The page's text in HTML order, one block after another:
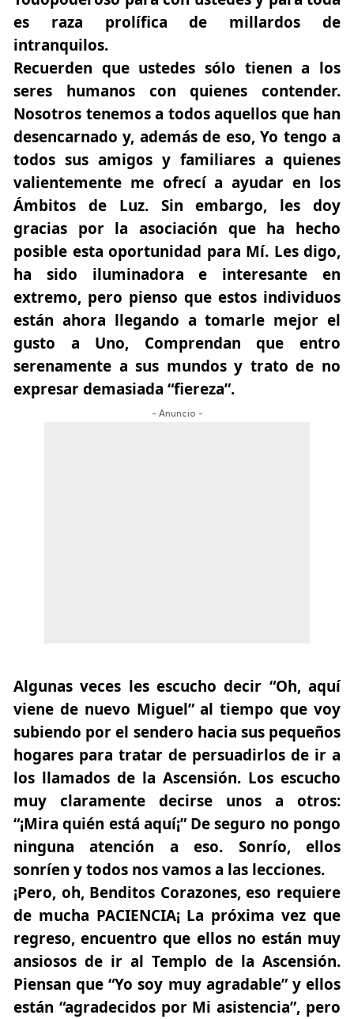
es raza prolífica de millardos de
intranquilos.
Recuerden que ustedes sólo tienen a los
seres humanos con quienes contender.
Nosotros tenemos a todos aquellos que han
desencarnado y, además de eso, Yo tengo a
todos sus amigos y familiares a quienes
valientemente me ofrecí a ayudar en los
Ámbitos de Luz. Sin embargo, les doy
gracias por la asociación que ha hecho
posible esta oportunidad para Mí. Les digo,
ha sido iluminadora e interesante en
extremo, pero pienso que estos individuos
están ahora llegando a tomarle mejor el
gusto a Uno, Comprendan que entro
serenamente a sus mundos y trato de no
expresar demasiada “fiereza”.
- Anuncio -
Algunas veces les escucho decir “Oh, aquí
viene de nuevo Miguel” al tiempo que voy
subiendo por el sendero hacia sus pequeños
hogares para tratar de persuadirlos de ir a
los llamados de la Ascensión. Los escucho
muy claramente decirse unos a otros:
“¡Mira quién está aquí¡” De seguro no pongo
ninguna atención a eso. Sonrío, ellos
sonríen y todos nos vamos a las lecciones.
¡Pero, oh, Benditos Corazones, eso requiere
de mucha PACIENCIA¡ La próxima vez que
regreso, encuentro que ellos no están muy
ansiosos de ir al Templo de la Ascensión.
Piensan que “Yo soy muy agradable” y ellos
están “agradecidos por Mi asistencia”, pero